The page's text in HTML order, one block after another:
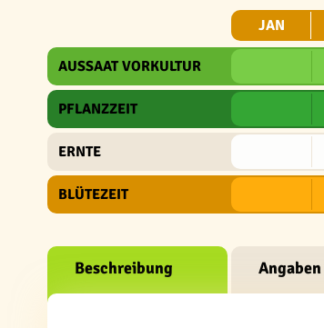
JAN
AUSSAAT VORKULTUR
PFLANZZEIT
ERNTE
BLÜTEZEIT
Beschreibung